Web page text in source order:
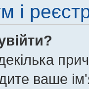
і
ваше